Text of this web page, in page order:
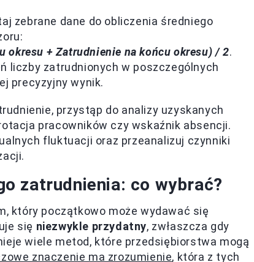
zebrane dane do obliczenia średniego
okresu + Zatrudnienie na końcu okresu) / 2.
liczby zatrudnionych w poszczególnych
precyzyjny wynik.
przystąp do analizy uzyskanych
pracowników czy wskaźnik absencji.
fluktuacji oraz przeanalizuj czynniki
zatrudnienia: co wybrać?
który początkowo może wydawać się
się niezwykle przydatny, zwłaszcza gdy
wiele metod, które przedsiębiorstwa mogą
znaczenie ma zrozumienie, która z tych